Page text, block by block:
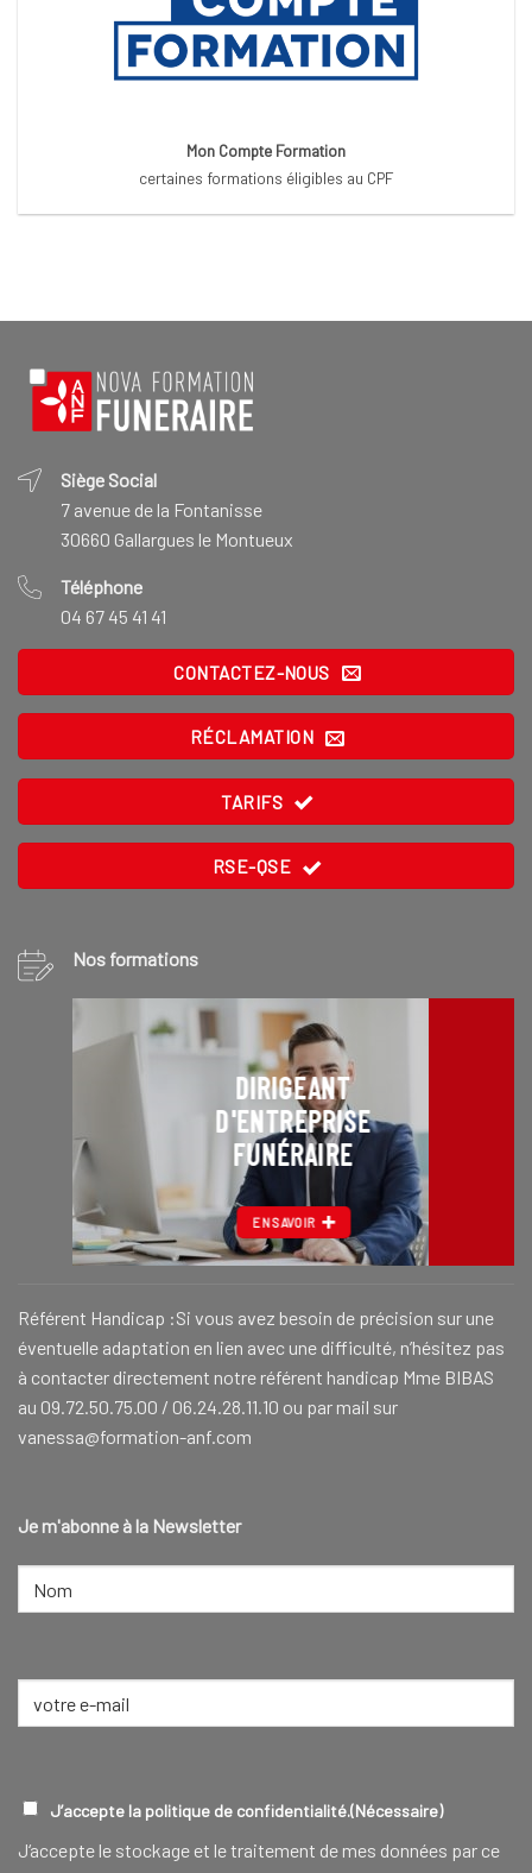
Mon Compte Formation
certaines formations éligibles au CPF
Siège Social
7 avenue de la Fontanisse
30660 Gallargues le Montueux
Téléphone
04 67 45 41 41
CONTACTEZ-NOUS
RÉCLAMATION
TARIFS
RSE-QSE
Nos formations
DIRIGEANT
D'ENTREPRISE
FUNÉRAIRE
EN SAVOIR
Référent Handicap :Si vous avez besoin de précision sur une
éventuelle adaptation en lien avec une difficulté, n’hésitez pas
à contacter directement notre référent handicap Mme BIBAS
au 09.72.50.75.00 / 06.24.28.11.10 ou par mail sur
vanessa@formation-anf.com
Je m'abonne à la Newsletter
NOM
RGPD(NÉCESSAIRE)
J’accepte la politique de confidentialité.(Nécessaire)
J‘accepte le stockage et le traitement de mes données par ce